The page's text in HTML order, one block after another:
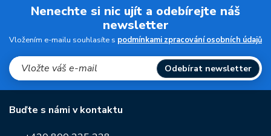
Nenechte si nic ujít a odebírejte náš
newsletter
Vložením e-mailu souhlasíte s podmínkami zpracování osobních údajů
Odebírat newsletter
Buďte s námi v kontaktu